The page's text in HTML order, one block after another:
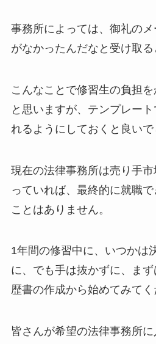
事務所によっては、御礼の
がなかったんだなと受け取る
こんなことで修習生の負担
と思いますが、テンプレー
れるようにしておくと良いで
現在の法律事務所は売り手
っていれば、最終的に就職
ことはありません。
1年間の修習中に、いつかは
に、でも手は抜かずに、ま
歴書の作成から始めてみてく
皆さんが希望の法律事務所